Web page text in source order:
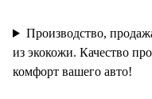
Производство,
из экокожи. Качество
комфорт вашего авто!